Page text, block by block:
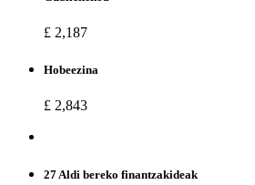
£ 2,187
Hobeezina
£ 2,843
27 Aldi bereko finantzakideak